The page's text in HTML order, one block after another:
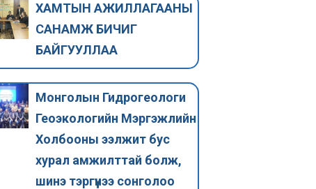
ОНЦЛОХ МЭДЭЭ
Усны мэргэжлийн
нэгдсэн холбоо
ХАМТЫН АЖИЛЛАГААНЫ
САНАМЖ БИЧИГ
БАЙГУУЛЛАА
Монголын Гидрогеологи
Геоэкологийн Мэргэжлийн
Холбооны ээлжит бус
хурал амжилттай болж,
шинэ тэргүүнээ сонголоо